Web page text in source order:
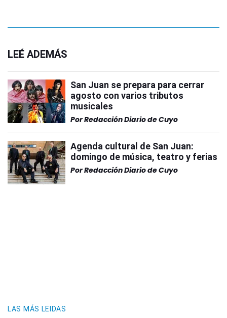
LEÉ ADEMÁS
San Juan se prepara para cerrar
agosto con varios tributos
musicales
PorRedacción Diario de Cuyo
Agenda cultural de San Juan:
domingo de música, teatro y ferias
PorRedacción Diario de Cuyo
LAS MÁS LEIDAS